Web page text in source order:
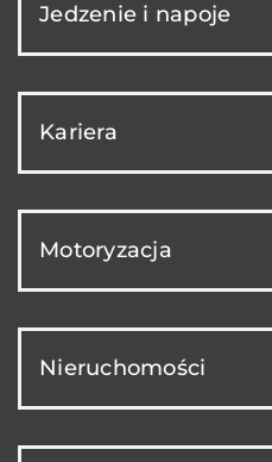
Jedzenie i napoje
Kariera
Motoryzacja
Nieruchomości